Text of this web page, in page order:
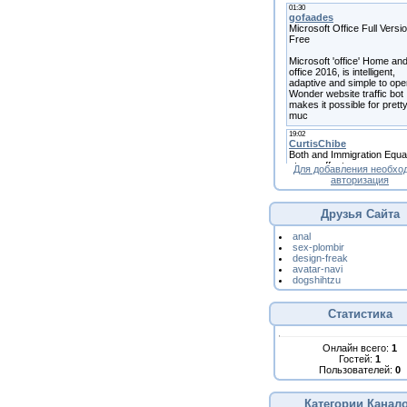
Для добавления
авторизация
Друзья Сайта
anal
sex-plombir
design-freak
avatar-navi
dogshihtzu
Статистика
Онлайн всего: 1
Гостей: 1
Пользователей: 0
Категории